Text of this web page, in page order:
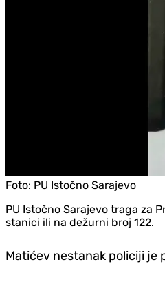
Foto: PU Istočno Sarajevo
PU Istočno Sarajevo traga za
stanici ili na dežurni broj 122.
Matićev nestanak policiji je